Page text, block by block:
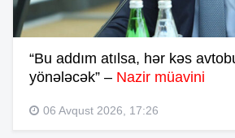
“Bu addım atılsa, hər kəs
yönələcək” – Nazir müavini
06 Avqust 2026, 17:26